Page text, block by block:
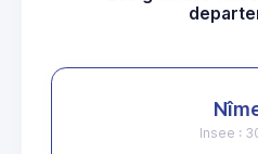
Insee :